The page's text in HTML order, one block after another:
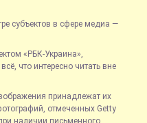
субъектов в сфере медиа —
«РБК-Украина»,
что интересно читать вне
принадлежат их
отмеченных Getty
наличии письменного